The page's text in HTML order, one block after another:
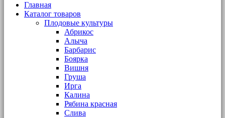
Главная
Каталог товаров
Плодовые культуры
Абрикос
Алыча
Барбарис
Боярка
Вишня
Груша
Ирга
Калина
Рябина красная
Слива